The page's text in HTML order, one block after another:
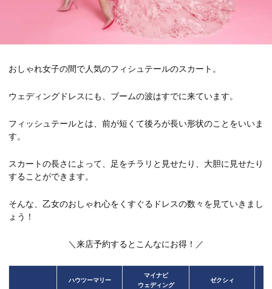
おしゃれ女子の間で人気のフィシュテールのスカート。
ウェディングドレスにも、ブームの波はすでに来ています。
フィッシュテールとは、前が短くて後ろが長い形状のことをいいま
す。
スカートの長さによって、足をチラリと見せたり、大胆に見せたり
することができます。
そんな、乙女のおしゃれ心をくすぐるドレスの数々を見ていきまし
ょう！
＼来店予約するとこんなにお得！／
ハウツーマリー
マイナビ
ウェディング
ゼクシィ